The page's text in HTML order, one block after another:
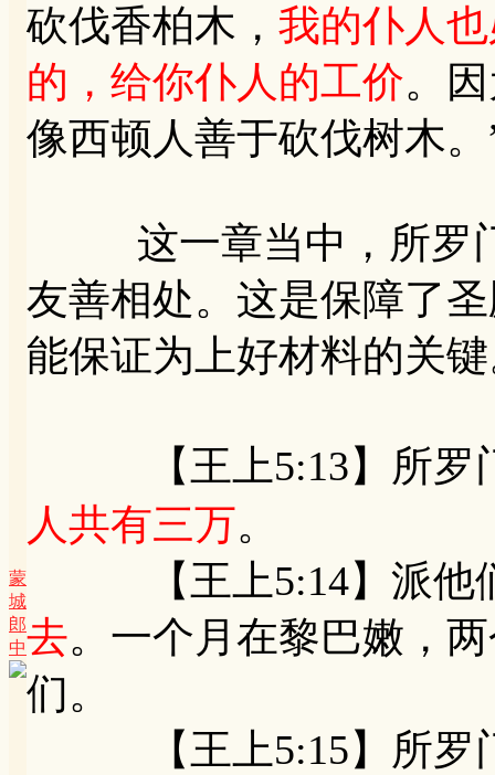
蒙
城
郎
中
砍伐香柏木， 我的仆人
的，给你仆人的工价。
像西顿人善于砍伐树木。
这一章当中，所罗门
友善相处。这是保障了
能保证为上好材料的关
【王上5:13】所罗
人共有三万。
【王上5:14】派他
去。一个月在黎巴嫩，
们。
【王上5:15】所罗